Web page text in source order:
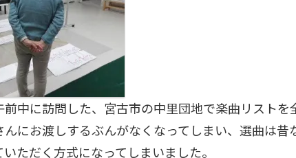
前中に訪問した、宮古市の中里団地で楽曲リストを
にお渡しするぶんがなくなってしまい、選曲は昔
ただく方式になってしまいました。